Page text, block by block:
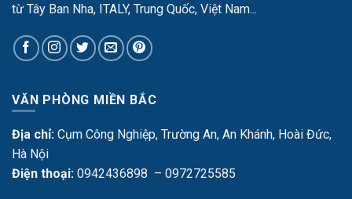
từ Tây Ban Nha, ITALY, Trung Quốc, Việt Nam...
VĂN PHÒNG MIỀN BẮC
Địa chỉ: Cụm Công Nghiệp, Trường An, An Khánh, Hoài Đức,
Hà Nội
Điện thoại: 0942436898 – 0972725585